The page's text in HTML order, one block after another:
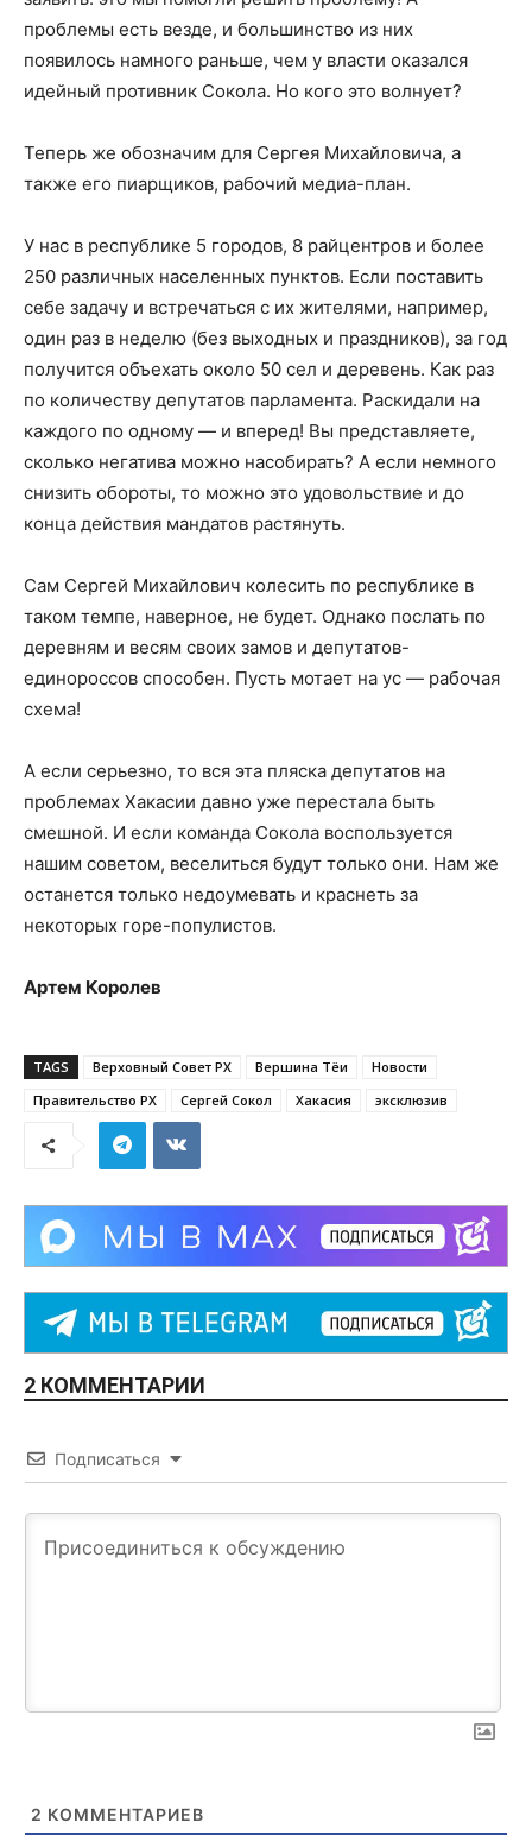
проблемы есть везде, и большинство из них
появилось намного раньше, чем у власти оказался
идейный противник Сокола. Но кого это волнует?
Теперь же обозначим для Сергея Михайловича, а
также его пиарщиков, рабочий медиа-план.
У нас в республике 5 городов, 8 райцентров и более
250 различных населенных пунктов. Если поставить
себе задачу и встречаться с их жителями, например,
один раз в неделю (без выходных и праздников), за год
получится объехать около 50 сел и деревень. Как раз
по количеству депутатов парламента. Раскидали на
каждого по одному — и вперед! Вы представляете,
сколько негатива можно насобирать? А если немного
снизить обороты, то можно это удовольствие и до
конца действия мандатов растянуть.
Сам Сергей Михайлович колесить по республике в
таком темпе, наверное, не будет. Однако послать по
деревням и весям своих замов и депутатов-
единороссов способен. Пусть мотает на ус — рабочая
схема!
А если серьезно, то вся эта пляска депутатов на
проблемах Хакасии давно уже перестала быть
смешной. И если команда Сокола воспользуется
нашим советом, веселиться будут только они. Нам же
останется только недоумевать и краснеть за
некоторых горе-популистов.
Артем Королев
TAGS Верховный Совет РХ Вершина Тёи
Новости
Правительство РХ
Сергей Сокол Хакасия эксклюзив
2 КОММЕНТАРИИ
Подписаться
2 КОММЕНТАРИЕВ